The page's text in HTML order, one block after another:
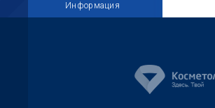
Информация